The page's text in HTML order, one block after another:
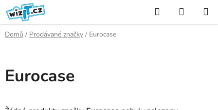
Přejít
na
obsah
Hledat
KOŠÍK
Domů / Prodávané značky / Eurocase
Eurocase